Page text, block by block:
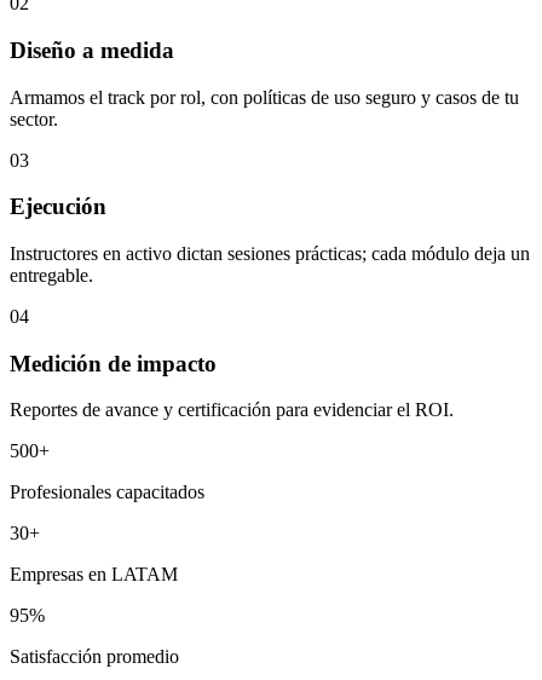
Diseño a medida
Armamos el track por rol, con políticas de uso seguro y casos de tu
sector.
03
Ejecución
Instructores en activo dictan sesiones prácticas; cada módulo deja un
entregable.
04
Medición de impacto
Reportes de avance y certificación para evidenciar el ROI.
500+
Profesionales capacitados
30+
Empresas en LATAM
95%
Satisfacción promedio